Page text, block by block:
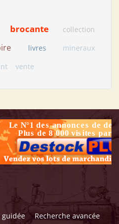
brocante collection
livres
mineraux
vente
guidée Recherche avancée